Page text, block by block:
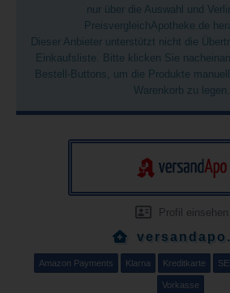
nur über die Auswahl und
PreisvergleichApotheke.de
Dieser Anbieter unterstützt nicht die
Einkaufsliste. Bitte klicken Sie
Bestell-Buttons, um die Produkte
Warenkorb zu legen.
Profil einsehen
Amazon Payments Klarna Kreditkarte
Vorkasse